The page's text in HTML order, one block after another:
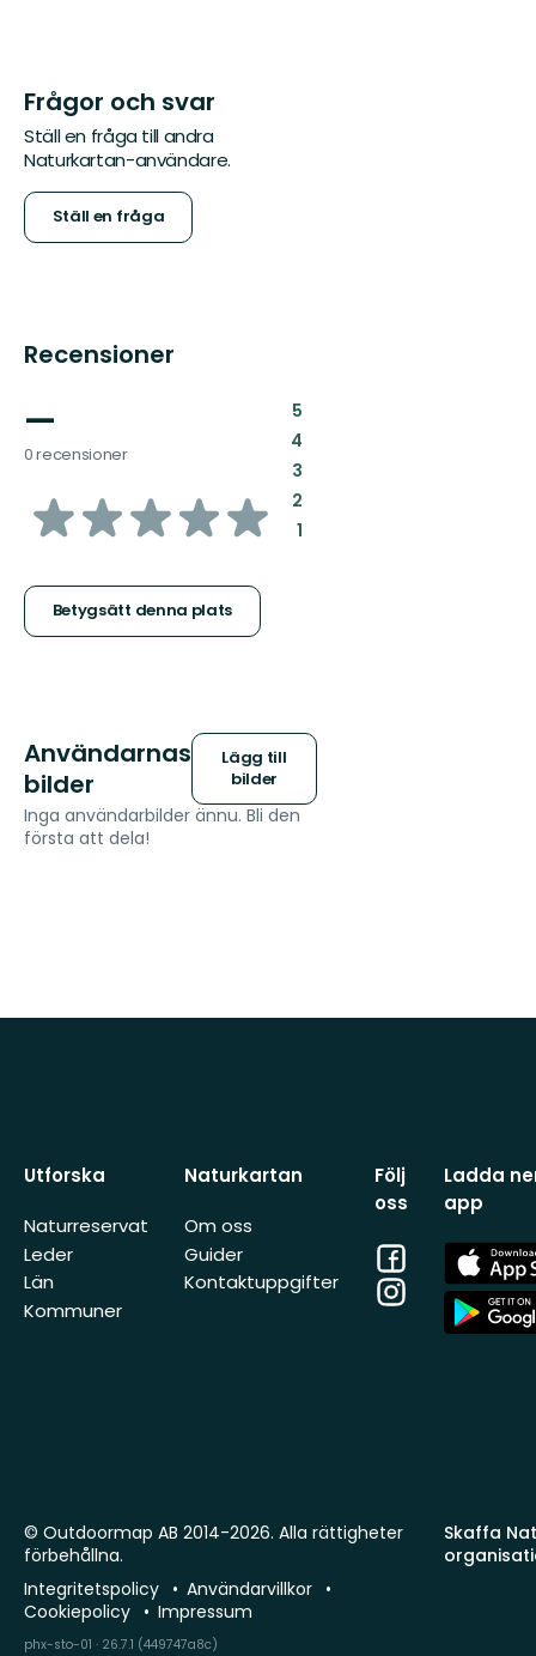
Frågor och svar
Ställ en fråga till andra
Naturkartan-användare.
Ställ en fråga
Recensioner
—
0 recensioner
av
stjärnor
Betygsätt denna plats
5:
4:
3:
2:
1:
Användarnas
bilder
Lägg till
bilder
Inga användarbilder ännu. Bli den
första att dela!
Utforska
Naturreservat
Leder
Län
Kommuner
Naturkartan
Om oss
Guider
Kontaktuppgifter
Följ
oss
Facebook
Instagram
Ladda
app
App
Store
App
Store
Skaffa
© Outdoormap AB 2014-2026. Alla rättigheter
förbehållna.
Integritetspolicy
Användarvillkor
Cookiepolicy
Impressum
phx-sto-01 · 26.7.1 (449747a8c)